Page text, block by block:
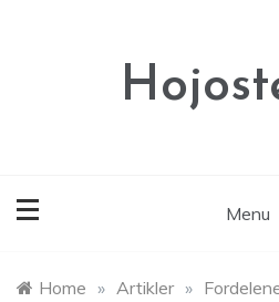
Menu
Home » Artikler »